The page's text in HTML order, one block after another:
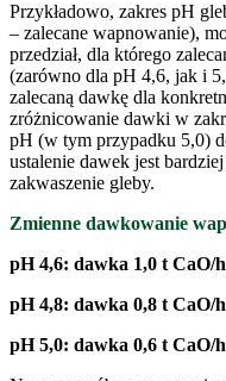
Przykładowo, zakres pH
– zalecane wapnowanie),
przedział, dla którego
(zarówno dla pH 4,6, jak i
zalecaną dawkę dla
zróżnicowanie dawki w
pH (w tym przypadku 5,0)
ustalenie dawek jest
zakwaszenie gleby.
Zmienne dawkowanie
pH 4,6: dawka 1,0 t CaO/
pH 4,8: dawka 0,8 t CaO/
pH 5,0: dawka 0,6 t CaO/